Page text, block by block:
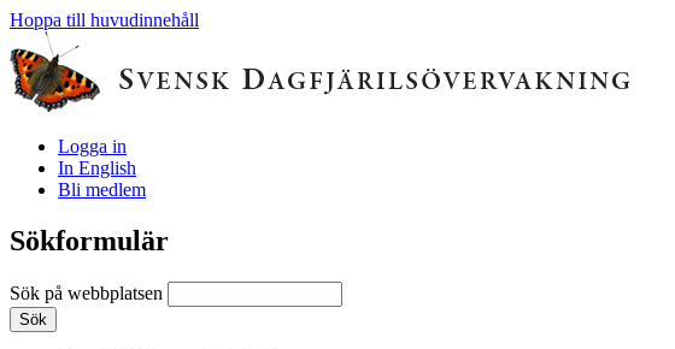
Hoppa till huvudinnehåll
Logga in
In English
Bli medlem
Sökformulär
Sök på webbplatsen